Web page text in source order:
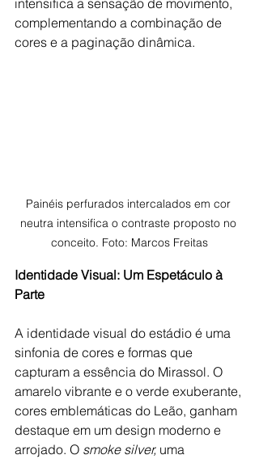
complementando a combinação de
cores e a paginação dinâmica.
Painéis perfurados intercalados em cor
neutra intensifica o contraste proposto no
conceito. Foto: Marcos Freitas
Identidade Visual: Um Espetáculo à
Parte
A identidade visual do estádio é uma
sinfonia de cores e formas que
capturam a essência do Mirassol. O
amarelo vibrante e o verde exuberante,
cores emblemáticas do Leão, ganham
destaque em um design moderno e
arrojado. O smoke silver, uma